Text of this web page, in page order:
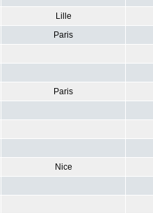
Lille
Paris
Paris
Nice